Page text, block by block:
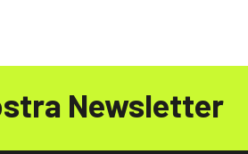
Newsletter